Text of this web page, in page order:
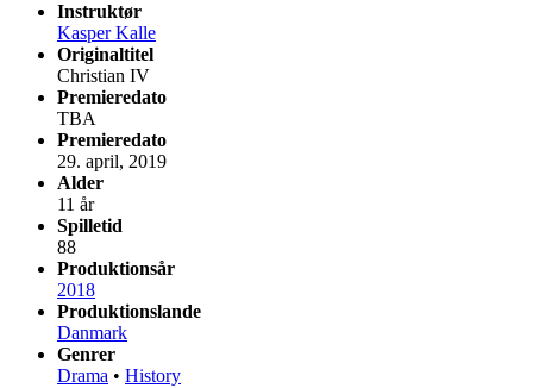
Instruktør
Kasper Kalle
Originaltitel
Christian IV
Premieredato
TBA
Premieredato
29. april, 2019
Alder
11 år
Spilletid
88
Produktionsår
2018
Produktionslande
Danmark
Genrer
Drama • History